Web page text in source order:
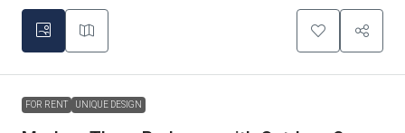
FOR RENT UNIQUE DESIGN